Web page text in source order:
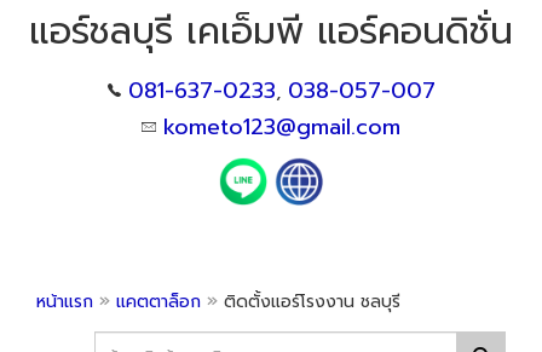
แอร์ชลบุรี เคเอ็มพี แอร์คอนดิชั่น
081-637-0233, 038-057-007
kometo123@gmail.com
หน้าแรก » แคตตาล็อก » ติดตั้งแอร์โรงงาน ชลบุรี